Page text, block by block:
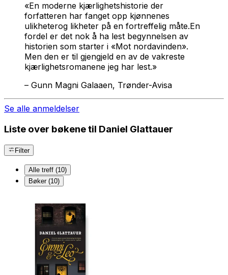
«En moderne kjærlighetshistorie der
forfatteren har fanget opp kjønnenes
ulikheterog likheter på en fortreffelig måte.En
fordel er det nok å ha lest begynnelsen av
historien som starter i «Mot nordavinden».
Men den er til gjengjeld en av de vakreste
kjærlighetsromanene jeg har lest.»
– Gunn Magni Galaaen, Trønder-Avisa
Se alle anmeldelser
Liste over bøkene til Daniel Glattauer
Filter
Alle treff (10)
Bøker (10)